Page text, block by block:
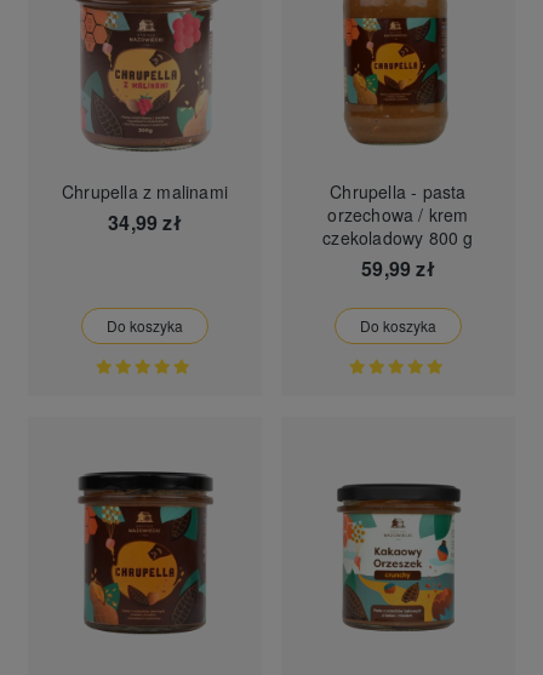
Chrupella z malinami
34,99 zł
Do koszyka
Chrupella - pasta
orzechowa / krem
czekoladowy 800 g
59,99 zł
Do koszyka